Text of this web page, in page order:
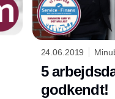
24.06.2019
5
godkendt!